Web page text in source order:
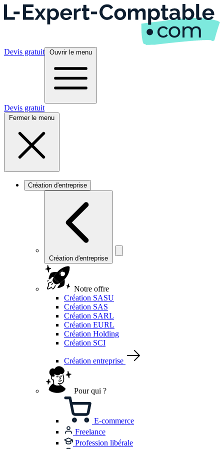
Devis gratuit Ouvrir le menu
Devis gratuit
Fermer le menu
Création d'entreprise
Création d'entreprise
Notre offre
Création SASU
Création SAS
Création SARL
Création EURL
Création Holding
Création SCI
Création entreprise
Pour qui ?
E-commerce
Freelance
Profession libérale